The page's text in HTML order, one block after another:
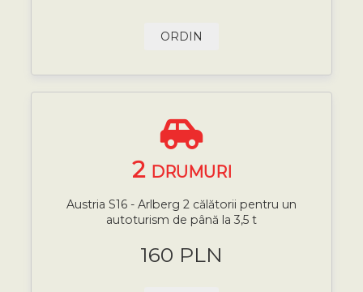
ORDIN
2 DRUMURI
Austria S16 - Arlberg 2 călătorii pentru un
autoturism de până la 3,5 t
160 PLN